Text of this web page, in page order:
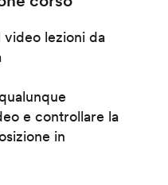
video lezioni da
e controllare la
in